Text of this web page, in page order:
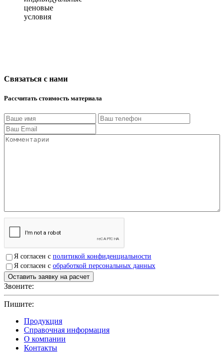
ценовые
условия
Связаться с нами
Рассчитать стоимость материала
Я согласен с политикой конфиденциальности
Я согласен с обработкой персональных данных
Звоните:
Пишите:
Продукция
Справочная информация
О компании
Контакты